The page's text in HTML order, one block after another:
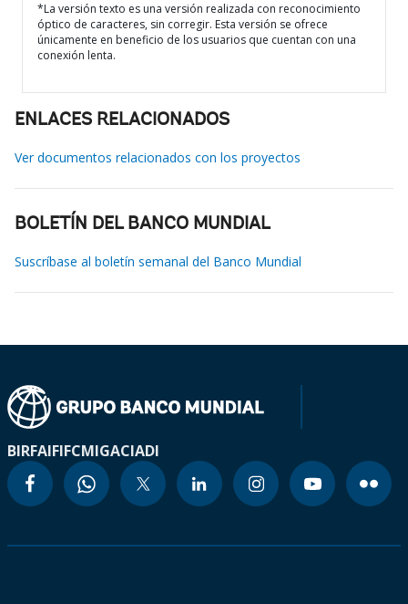
*La versión texto es una versión realizada con reconocimiento
óptico de caracteres, sin corregir. Esta versión se ofrece
únicamente en beneficio de los usuarios que cuentan con una
conexión lenta.
ENLACES RELACIONADOS
Ver documentos relacionados con los proyectos
BOLETÍN DEL BANCO MUNDIAL
Suscríbase al boletín semanal del Banco Mundial
BIRFAIFIFCMIGACIADI